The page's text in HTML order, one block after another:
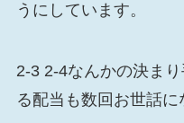
うにしています。
2-3 2-4なんかの決ま
る配当も数回お世話に